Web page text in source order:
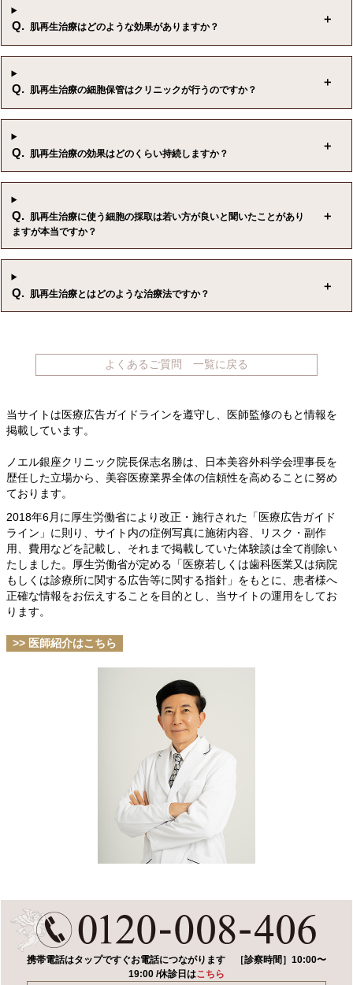
Q. 肌再生治療はどのような効果がありますか？
Q. 肌再生治療の細胞保管はクリニックが行うのですか？
Q. 肌再生治療の効果はどのくらい持続しますか？
Q.
肌再生治療に使う細胞の採取は若い方が良いと聞いたことがあり
ますが本当ですか？
Q. 肌再生治療とはどのような治療法ですか？
よくあるご質問 一覧に戻る
当サイトは医療広告ガイドラインを遵守し、
医師監修のもと情報を
掲載しています。
ノエル銀座クリニック院長保志名勝は、日本美容外科学会理事長を
歴任した立場から、美容医療業界全体の信頼性を高めることに努め
ております。
2018年6月に厚生労働省により改正・施行された「医療広告ガイド
ライン」に則り、サイト内の症例写真に施術内容、リスク・副作
用、費用などを記載し、それまで掲載していた体験談は全て削除い
たしました。厚生労働省が定める「医療若しくは歯科医業又は病院
もしくは診療所に関する広告等に関する指針」をもとに、患者様へ
正確な情報をお伝えすることを目的とし、当サイトの運用をしてお
ります。
>> 医師紹介はこちら
携帯電話はタップですぐお電話につながります
［診察時間］10:00〜
19:00 /休診日はこちら